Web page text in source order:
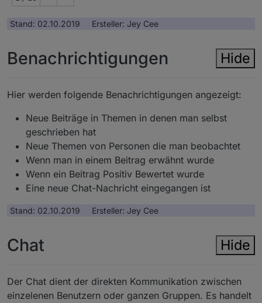
Stand: 02.10.2019 Ersteller: Jey Cee
Hide
Benachrichtigungen
Hier werden folgende Benachrichtigungen angezeigt:
Neue Beiträge in Themen in denen man selbst
geschrieben hat
Neue Themen von Personen die man beobachtet
Wenn man in einem Beitrag erwähnt wurde
Wenn ein Beitrag Positiv Bewertet wurde
Eine neue Chat-Nachricht eingegangen ist
Stand: 02.10.2019 Ersteller: Jey Cee
Hide
Chat
Der Chat dient der direkten Kommunikation zwischen
einzelenen Benutzern oder ganzen Gruppen. Es handelt